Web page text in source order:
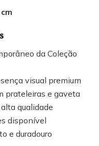
da Coleção
visual premium
prateleiras e gaveta
qualidade
disponível
e duradouro